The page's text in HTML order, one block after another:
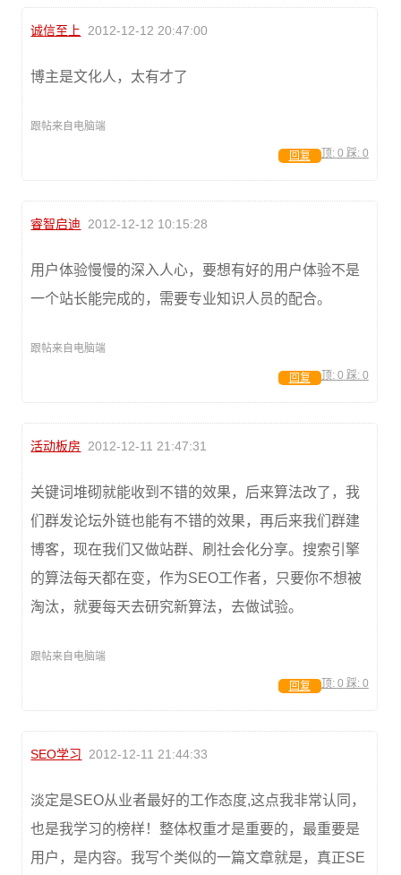
诚信至上 2012-12-12 20:47:00
博主是文化人，太有才了
跟帖来自电脑端
顶: 0 踩: 0
回复
睿智启迪 2012-12-12 10:15:28
用户体验慢慢的深入人心，要想有好的用户体验不是
一个站长能完成的，需要专业知识人员的配合。
跟帖来自电脑端
顶: 0 踩: 0
回复
活动板房 2012-12-11 21:47:31
关键词堆砌就能收到不错的效果，后来算法改了，我
们群发论坛外链也能有不错的效果，再后来我们群建
博客，现在我们又做站群、刷社会化分享。搜索引擎
的算法每天都在变，作为SEO工作者，只要你不想被
淘汰，就要每天去研究新算法，去做试验。
跟帖来自电脑端
顶: 0 踩: 0
回复
SEO学习 2012-12-11 21:44:33
淡定是SEO从业者最好的工作态度,这点我非常认同，
也是我学习的榜样！整体权重才是重要的，最重要是
用户，是内容。我写个类似的一篇文章就是，真正SE